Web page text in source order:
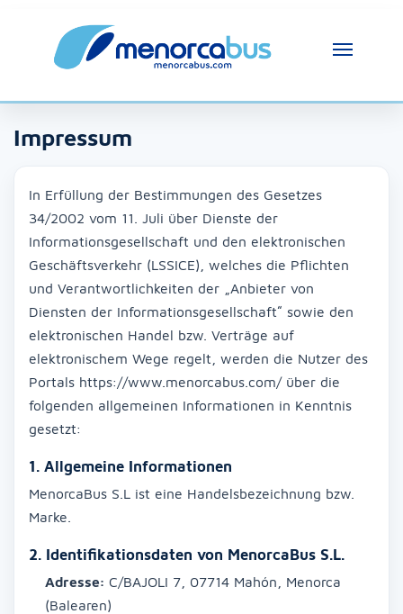
Impressum
In Erfüllung der Bestimmungen des Gesetzes
34/2002 vom 11. Juli über Dienste der
Informationsgesellschaft und den elektronischen
Geschäftsverkehr (LSSICE), welches die Pflichten
und Verantwortlichkeiten der „Anbieter von
Diensten der Informationsgesellschaft“ sowie den
elektronischen Handel bzw. Verträge auf
elektronischem Wege regelt, werden die Nutzer des
Portals https://www.menorcabus.com/ über die
folgenden allgemeinen Informationen in Kenntnis
gesetzt:
1. Allgemeine Informationen
MenorcaBus S.L ist eine Handelsbezeichnung bzw.
Marke.
2. Identifikationsdaten von MenorcaBus S.L.
Adresse: C/BAJOLI 7, 07714 Mahón, Menorca
(Balearen)